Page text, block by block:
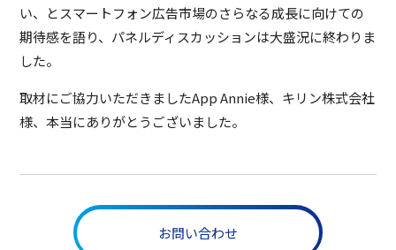
い、とスマートフォン広告市場のさらなる成長に向けての
期待感を語り、パネルディスカッションは大盛況に終わりま
した。
取材にご協力いただきましたApp Annie様、キリン株式会社
様、本当にありがとうございました。
お問い合わせ